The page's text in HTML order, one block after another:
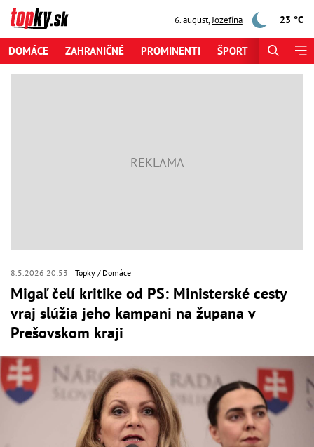
6. august,Jozefína 23 °C
DOMÁCE ZAHRANIČNÉ PROMINENTI ŠPORT
8.5.2026 20:53 Topky Domáce
Migaľ čelí kritike od PS: Ministerské cesty
vraj slúžia jeho kampani na župana v
Prešovskom kraji